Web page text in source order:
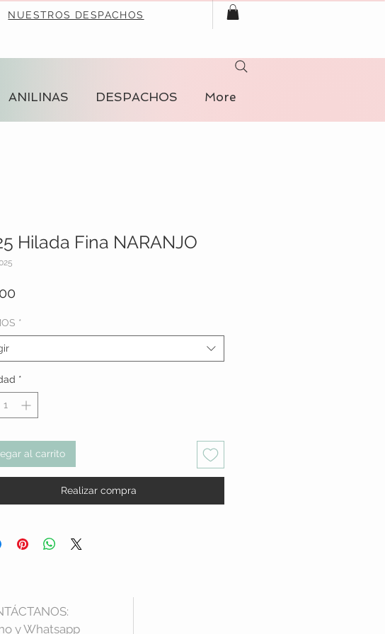
NUESTROS DESPACHOS
ANILINAS DESPACHOS More
Hilada Fina NARANJO
*
*
al carrito
Realizar compra
y Whatsapp